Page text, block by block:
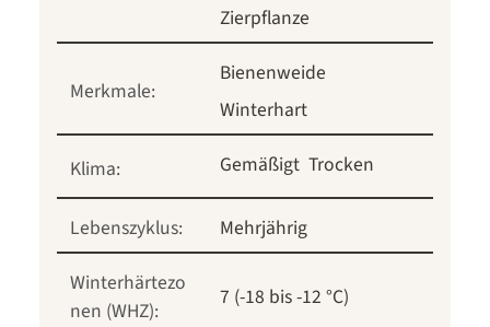
Zierpflanze
Merkmale:
Bienenweide
Winterhart
Klima: Gemäßigt Trocken
Lebenszyklus:
Mehrjährig
Winterhärtezo
nen (WHZ):
7 (-18 bis -12 °C)